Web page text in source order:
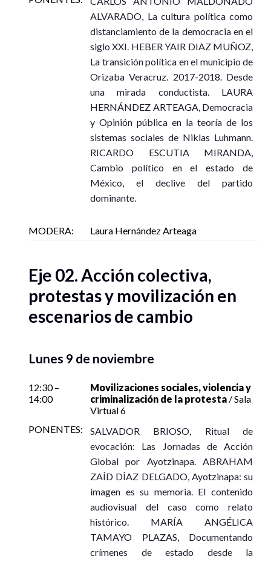
ALVARADO, La cultura política como
distanciamiento de la democracia en el
siglo XXI. HEBER YAIR DIAZ MUÑOZ,
La transición política en el municipio de
Orizaba Veracruz. 2017-2018. Desde
una mirada conductista. LAURA
HERNÁNDEZ ARTEAGA, Democracia
y Opinión pública en la teoría de los
sistemas sociales de Niklas Luhmann.
RICARDO ESCUTIA MIRANDA,
Cambio político en el estado de
México, el declive del partido
dominante.
MODERA: Laura Hernández Arteaga
Eje 02. Acción colectiva,
protestas y movilización en
escenarios de cambio
Lunes 9 de noviembre
12:30 –
14:00
Movilizaciones sociales, violencia y
criminalización de la protesta / Sala
Virtual 6
PONENTES:
SALVADOR BRIOSO, Ritual de
evocación: Las Jornadas de Acción
Global por Ayotzinapa. ABRAHAM
ZAÍD DÍAZ DELGADO, Ayotzinapa: su
imagen es su memoria. El contenido
audiovisual del caso como relato
histórico. MARÍA ANGÉLICA
TAMAYO PLAZAS, Documentando
crímenes de estado desde la